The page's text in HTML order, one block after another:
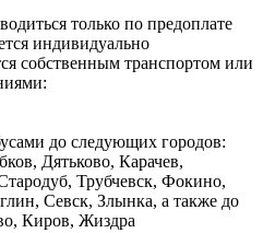
только по предоплате
индивидуально
собственным транспортом или
до следующих городов:
Дятьково, Карачев,
Трубчевск, Фокино,
Севск, Злынка, а также до
Киров, Жиздра